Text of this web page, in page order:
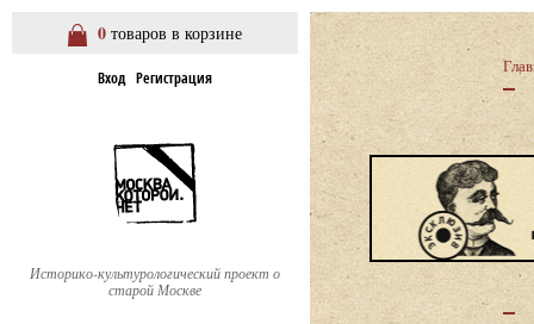
0 товаров в корзине
Вход Регистрация
Историко-культурологический проект о
старой Москве